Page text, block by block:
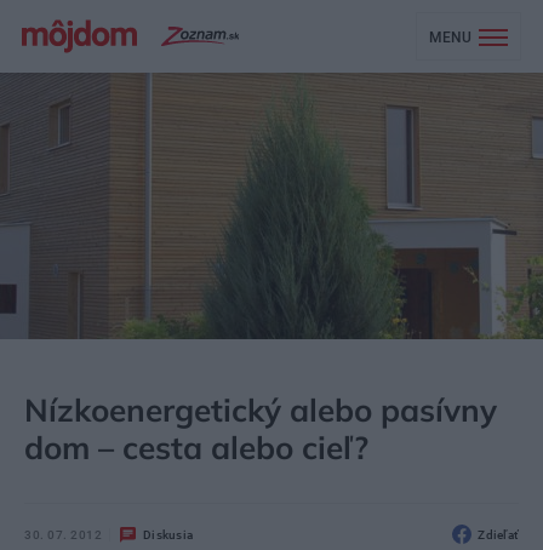
MENU
Nízkoenergetický alebo pasívny
dom – cesta alebo cieľ?
30. 07. 2012 Diskusia Zdieľať